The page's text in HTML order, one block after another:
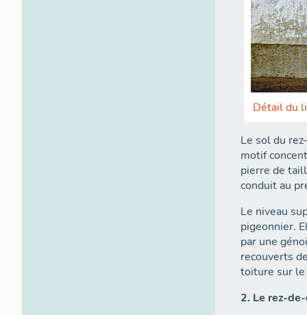
Détail du
Le sol du
motif
pierre de
conduit au
Le niveau
pigeonnier.
par une
recouverts
toiture sur
2. Le rez-